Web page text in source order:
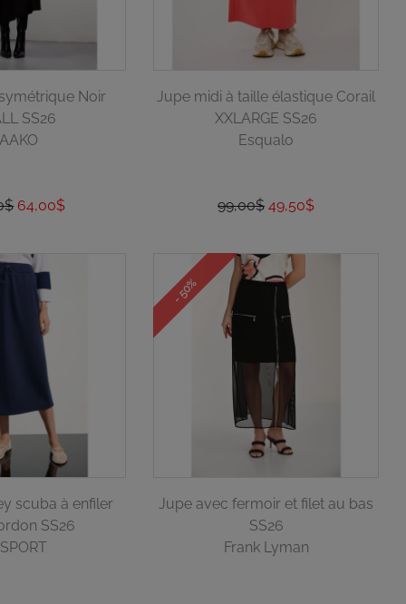
Noir
SS26
64,00$
Jupe midi à taille élastique Corail
XXLARGE SS26
Esqualo
99,00$ 49,50$
scuba à enfiler
SS26
- 50%
Jupe avec fermoir et filet au bas
SS26
Frank Lyman